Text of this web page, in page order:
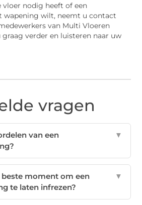
vloer nodig heeft of een
wapening wilt, neemt u contact
van Multi Vloeren
graag verder en luisteren naar uw
vragen
van een
▼
beste moment om een
te laten infrezen?
▼